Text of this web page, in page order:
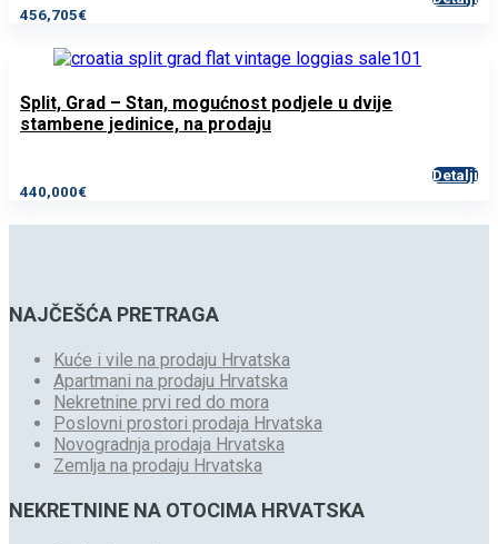
456,705€
Split, Grad – Stan, mogućnost podjele u dvije
stambene jedinice, na prodaju
440,000€
Detalji
NAJČEŠĆA PRETRAGA
Kuće i vile na prodaju Hrvatska
Apartmani na prodaju Hrvatska
Nekretnine prvi red do mora
Poslovni prostori prodaja Hrvatska
Novogradnja prodaja Hrvatska
Zemlja na prodaju Hrvatska
NEKRETNINE NA OTOCIMA HRVATSKA